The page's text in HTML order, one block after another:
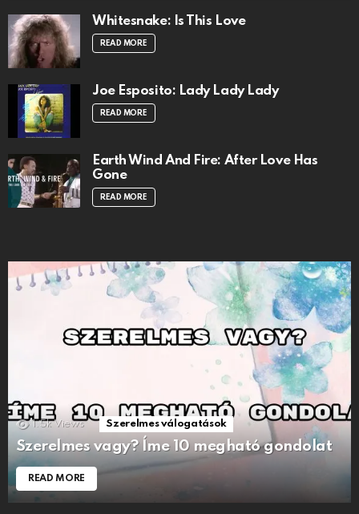
Whitesnake: Is This Love
READ MORE
Joe Esposito: Lady Lady Lady
READ MORE
Earth Wind And Fire: After Love Has
Gone
READ MORE
1.5k Views Szerelmes válogatások
Szerelmes vagy? Íme 10 megható gondolat
READ MORE